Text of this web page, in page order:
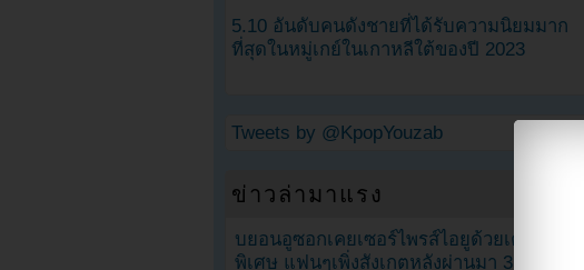
5.10 อันดับคนดังชายที่ได้รับความนิยมมาก
ที่สุดในหมู่เกย์ในเกาหลีใต้ของปี 2023
Tweets by @KpopYouzab
ข่าวล่ามาแรง
บยอนอูซอกเคยเซอร์ไพรส์ไอยูด้วยเค้กสั่งทำ
พิเศษ แฟนๆเพิ่งสังเกตหลังผ่านมา 3 เดือน